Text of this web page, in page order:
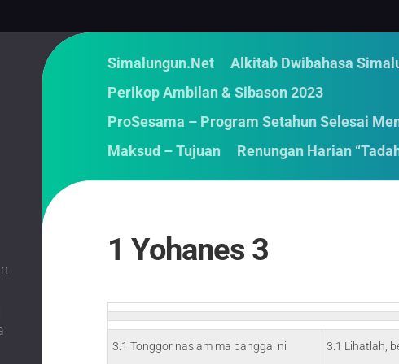
Simalungun.Net
Alkitab Dwibahasa
Perikop Ambilan & Sibason 2023
ProSesama – Program Setahun Selesai
Maksud – Tujuan
Renungan Harian
1 Yohanes 3
3:1 Tonggor nasiam ma banggal ni
3:1 Lihatlah,